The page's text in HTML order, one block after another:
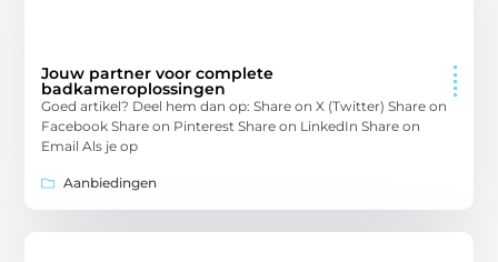
Jouw partner voor complete
badkameroplossingen
Goed artikel? Deel hem dan op: Share on X (Twitter) Share on
Facebook Share on Pinterest Share on LinkedIn Share on
Email Als je op
Aanbiedingen